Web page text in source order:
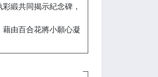
緞共同揭示紀念碑，
藉由百合花將小願心凝